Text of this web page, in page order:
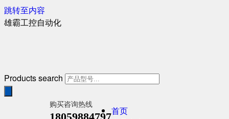
跳转至内容
雄霸工控自动化
Products search
购买咨询热线
首页